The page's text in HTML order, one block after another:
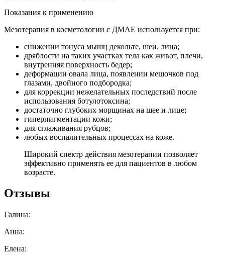
Показания к применению
Мезотерапия в косметологии с ДМАЕ используется при:
снижении тонуса мышц декольте, шеи, лица;
дряблости на таких участках тела как живот, плечи,
внутренняя поверхность бедер;
деформации овала лица, появлении мешочков под
глазами, двойного подбородка;
для коррекции нежелательных последствий после
использования ботулотоксина;
достаточно глубоких морщинах на шее и лице;
гиперпигментации кожи;
для сглаживания рубцов;
любых воспалительных процессах на коже.
Широкий спектр действия мезотерапии позволяет
эффективно применять ее для пациентов в любом
возрасте.
Отзывы
Галина:
Анна:
Елена: